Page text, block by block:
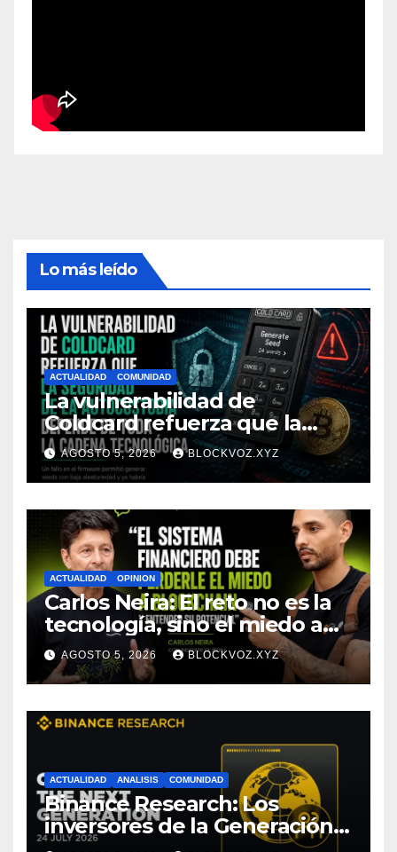
Lo más leído
ACTUALIDAD COMUNIDAD
La vulnerabilidad de
Coldcard refuerza que la
seguridad de la autocustodia
depende de toda la cadena
tecnológica, afirma CoinEx
Research
AGOSTO 5, 2026 BLOCKVOZ.XYZ
ACTUALIDAD OPINION
Carlos Neira: El reto no es la
tecnología, sino el miedo a
entenderla
AGOSTO 5, 2026 BLOCKVOZ.XYZ
ACTUALIDAD ANALISIS COMUNIDAD
Binance Research: Los
inversores de la Generación Z